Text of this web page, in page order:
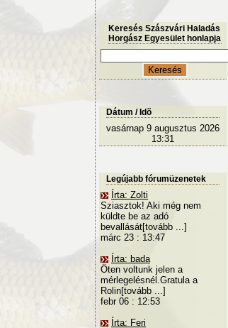
Keresés Szászvári Haladás
Horgász Egyesület honlapja
Dátum / Idõ
vasárnap 9 augusztus 2026
13:31
Legújabb fórumüzenetek
Írta: Zolti
Sziasztok! Aki még nem
küldte be az adó
bevallását[tovább ...]
márc 23 : 13:47
Írta: bada
Öten voltunk jelen a
mérlegelésnél.Gratula a
Rolin[tovább ...]
febr 06 : 12:53
Írta: Feri